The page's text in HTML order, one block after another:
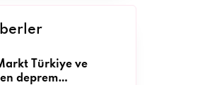
Türkiye ve
deprem